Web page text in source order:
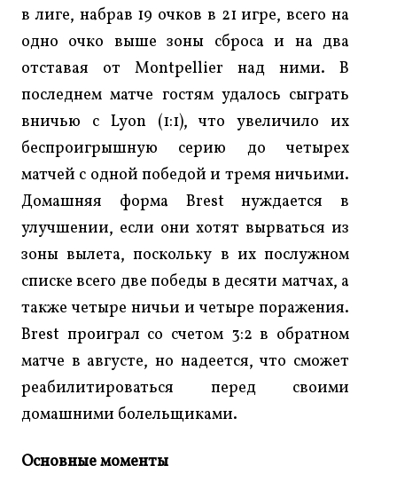
в лиге, набрав 19 очков в 21 игре, всего на
одно очко выше зоны сброса и на два
отставая от Montpellier над ними. В
последнем матче гостям удалось сыграть
вничью с Lyon (1:1), что увеличило их
беспроигрышную серию до четырех
матчей с одной победой и тремя ничьими.
Домашняя форма Brest нуждается в
улучшении, если они хотят вырваться из
зоны вылета, поскольку в их послужном
списке всего две победы в десяти матчах, а
также четыре ничьи и четыре поражения.
Brest проиграл со счетом 3:2 в обратном
матче в августе, но надеется, что сможет
реабилитироваться перед своими
домашними болельщиками.
Основные моменты